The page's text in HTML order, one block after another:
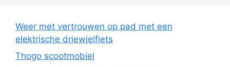
Weer met vertrouwen op pad met een
elektrische driewielfiets
Thogo scootmobiel